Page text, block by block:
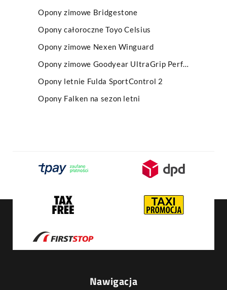
Opony zimowe Bridgestone
Opony całoroczne Toyo Celsius
Opony zimowe Nexen Winguard
Opony zimowe Goodyear UltraGrip Performance
Opony letnie Fulda SportControl 2
Opony Falken na sezon letni
Nawigacja